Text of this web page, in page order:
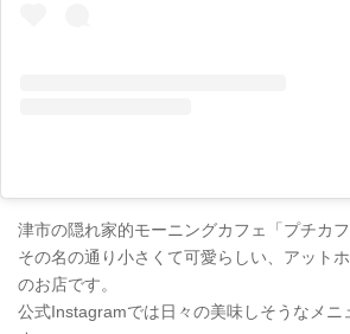
津市の隠れ家的モーニングカフェ「プチカフ
その名の通り小さくて可愛らしい、アット
のお店です。
公式Instagramでは日々の美味しそうなメニ